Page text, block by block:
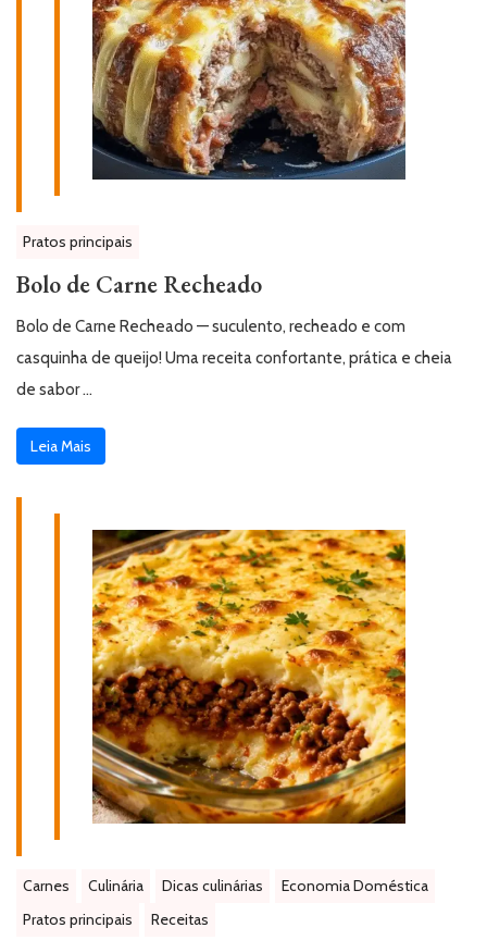
Pratos principais
Bolo de Carne Recheado
Bolo de Carne Recheado — suculento, recheado e com
casquinha de queijo! Uma receita confortante, prática e cheia
de sabor …
Leia Mais
Carnes Culinária Dicas culinárias
Economia Doméstica
Pratos principais
Receitas